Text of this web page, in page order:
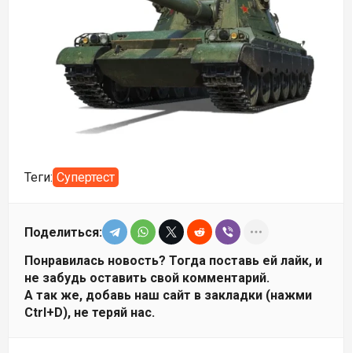
Теги: Супертест
Поделиться:
Понравилась новость? Тогда поставь ей лайк, и
не забудь оставить свой комментарий.
А так же, добавь наш сайт в закладки (нажми
Ctrl+D), не теряй нас.